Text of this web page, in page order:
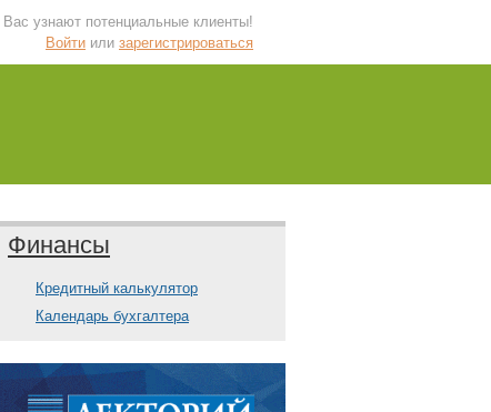
Вас узнают потенциальные клиенты!
Войти или зарегистрироваться
Финансы
Кредитный калькулятор
Календарь бухгалтера